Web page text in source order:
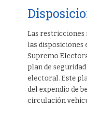
Las restricciones
las disposiciones
Supremo
plan de
electoral. Este
del expendio de
circulación